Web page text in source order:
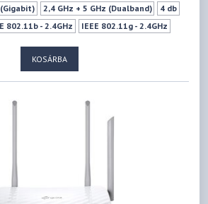
2,4 GHz + 5 GHz (Dualband)
4 db
802.11b - 2.4GHz
IEEE 802.11g - 2.4GHz
300Mbps 867Mbps
KOSÁRBA